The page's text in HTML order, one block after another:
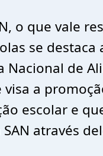
o que vale
se destaca
Nacional de
visa a
escolar e
SAN através